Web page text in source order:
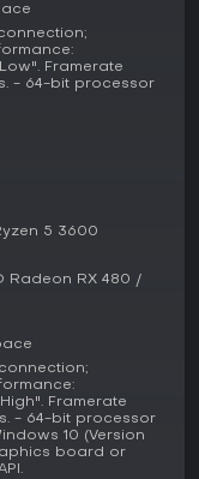
Naruto que
momentos más
los recién
online ofrecen
de la conexión
busquen
mecánicos
tras las
experiencia
personajes
Framerate
- 64-bit processor
5 3600
Radeon RX 480 /
Framerate
- 64-bit processor
10 (Version
board or